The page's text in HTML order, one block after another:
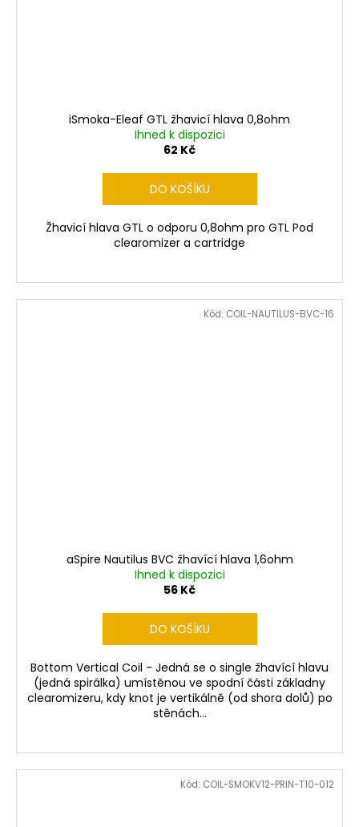
iSmoka-Eleaf GTL žhavicí hlava 0,8ohm
Ihned k dispozici
62 Kč
DO KOŠÍKU
Žhavicí hlava GTL o odporu 0,8ohm pro GTL Pod
clearomizer a cartridge
aSpire Nautilus BVC žhavící hlava 1,6ohm
Ihned k dispozici
56 Kč
DO KOŠÍKU
Bottom Vertical Coil - Jedná se o single žhavící hlavu
(jedná spirálka) umístěnou ve spodní části základny
clearomizeru, kdy knot je vertikálně (od shora dolů) po
stěnách...
Kód: COIL-NAUTILUS-BVC-16
Kód: COIL-SMOKV12-PRIN-T10-012